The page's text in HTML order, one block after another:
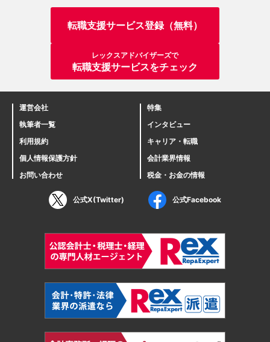
転職支援サービス登録（無料）
レックスアドバイザーズで
転職支援サービスをチェック
運営会社
執筆者一覧
利用規約
個人情報保護方針
お問い合わせ
特集
インタビュー
キャリア・転職
会計業界情報
税金・お金の情報
公式X(Twitter) 公式Facebook